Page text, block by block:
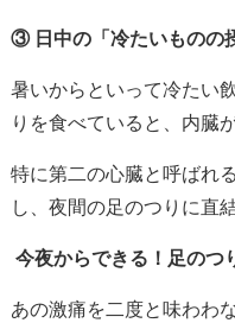
③ 日中の「冷たいものの
暑いからといって冷たい
りを食べていると、内臓
特に第二の心臓と呼ばれ
し、夜間の足のつりに直
今夜からできる！足のつ
あの激痛を二度と味わわ